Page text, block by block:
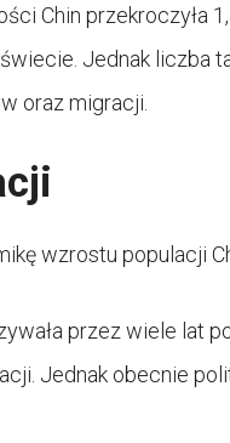
Chin przekroczyła
Jednak liczba
oraz migracji.
wzrostu populacji
przez wiele lat
Jednak obecnie